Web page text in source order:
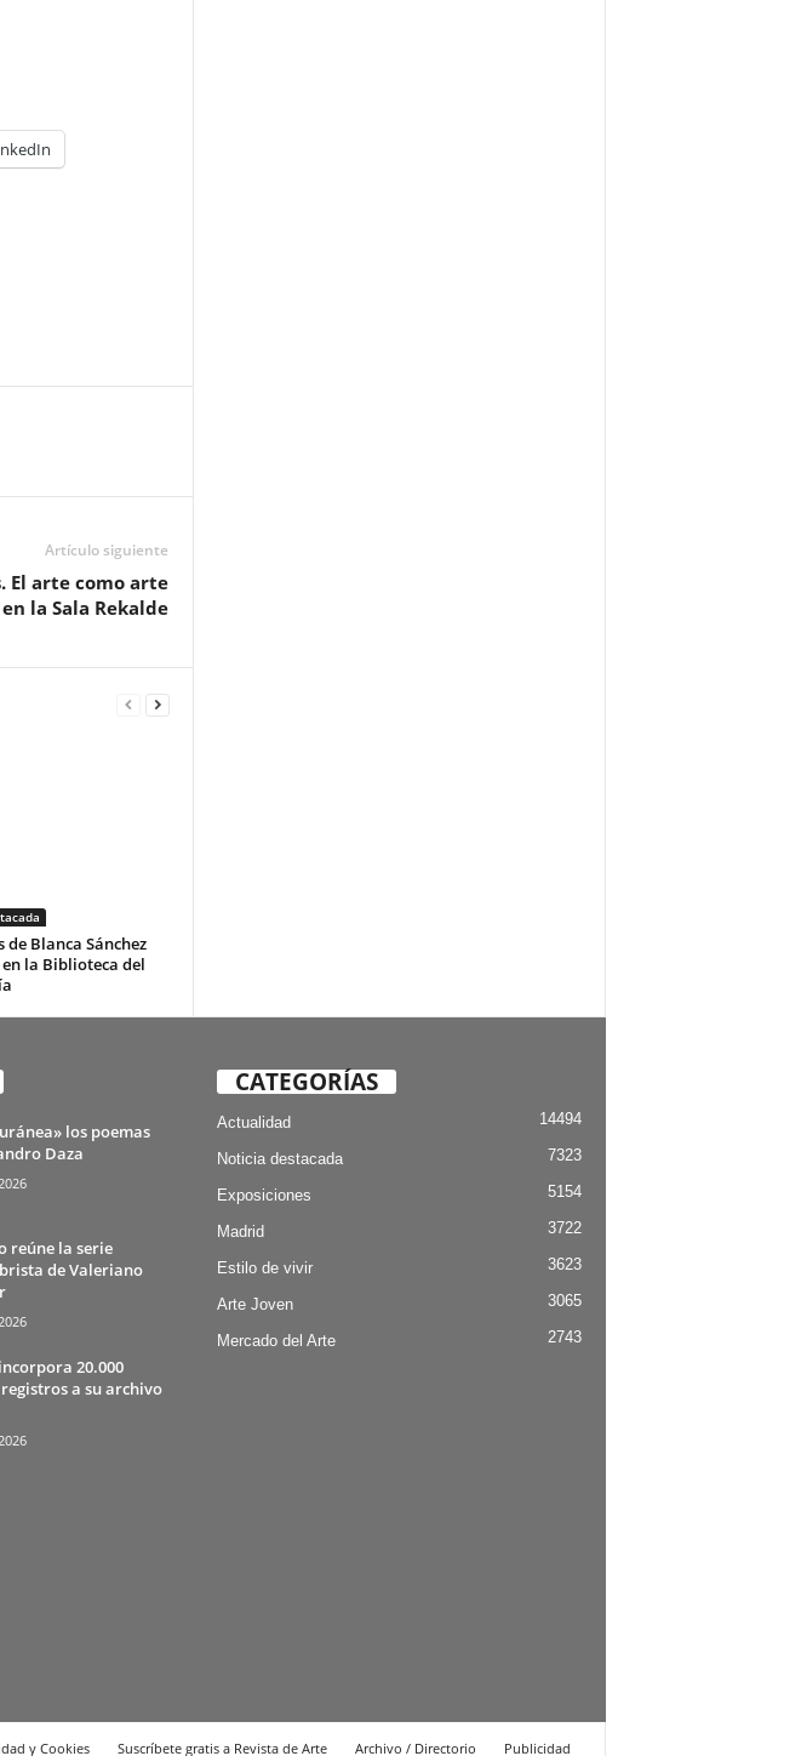
Artículo siguiente
El arte como arte
la Sala Rekalde
de Blanca Sánchez
la Biblioteca del
los poemas
Daza
reúne la serie
de Valeriano
incorpora 20.000
a su archivo
CATEGORÍAS
Actualidad 14494
Noticia destacada 7323
Exposiciones 5154
Madrid 3722
Estilo de vivir 3623
Arte Joven 3065
Mercado del Arte 2743
y Cookies Suscríbete gratis a Revista de Arte Archivo / Directorio Publicidad